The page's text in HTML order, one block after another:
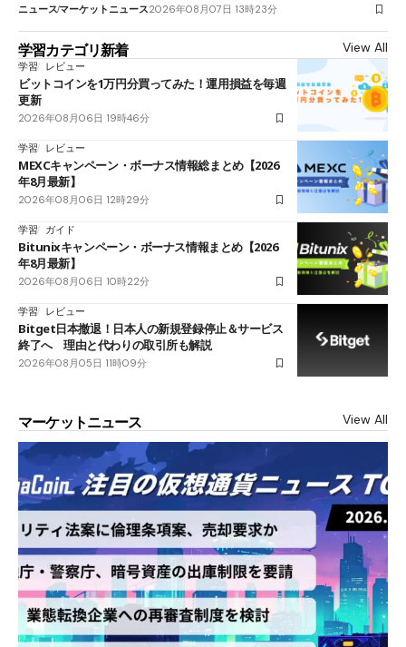
ニュースマーケットニュース2026年08月07日 13時23分
学習カテゴリ新着 View All
学習 レビュー
ビットコインを1万円分買ってみた！運用損益を毎週
更新
2026年08月06日 19時46分
学習 レビュー
MEXCキャンペーン・ボーナス情報総まとめ【2026
年8月最新】
2026年08月06日 12時29分
学習 ガイド
Bitunixキャンペーン・ボーナス情報まとめ【2026
年8月最新】
2026年08月06日 10時22分
学習 レビュー
Bitget日本撤退！日本人の新規登録停止＆サービス
終了へ 理由と代わりの取引所も解説
2026年08月05日 11時09分
マーケットニュース View All